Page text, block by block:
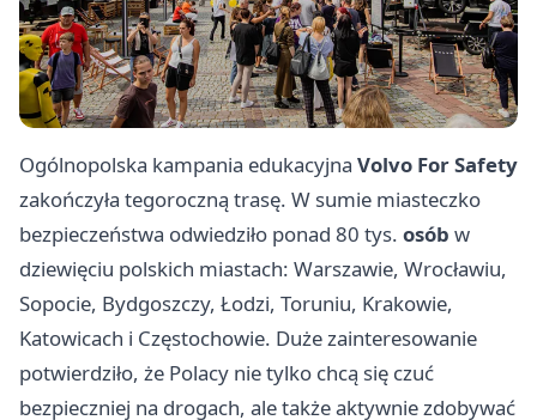
Ogólnopolska kampania edukacyjna Volvo For Safety
zakończyła tegoroczną trasę. W sumie miasteczko
bezpieczeństwa odwiedziło ponad 80 tys. osób w
dziewięciu polskich miastach: Warszawie, Wrocławiu,
Sopocie, Bydgoszczy, Łodzi, Toruniu, Krakowie,
Katowicach i Częstochowie. Duże zainteresowanie
potwierdziło, że Polacy nie tylko chcą się czuć
bezpieczniej na drogach, ale także aktywnie zdobywać